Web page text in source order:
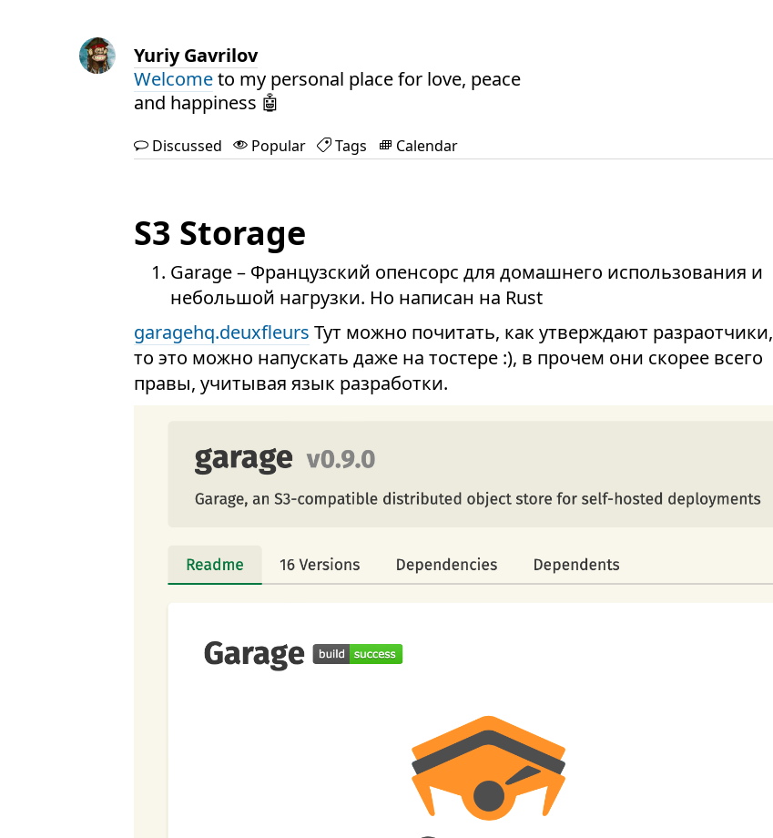
Yuriy Gavrilov
Welcometo my personal place for love, peace
and happiness 🤖
Discussed Popular Tags Calendar
S3 Storage
Garage – Французский опенсорс для домашнего использования и
небольшой нагрузки. Но написан на Rust
garagehq.deuxfleurs Тут можно почитать, как утверждают разраотчики,
то это можно напускать даже на тостере :), в прочем они скорее всего
правы, учитывая язык разработки.